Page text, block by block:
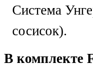
Система
сосисок).
В комплекте